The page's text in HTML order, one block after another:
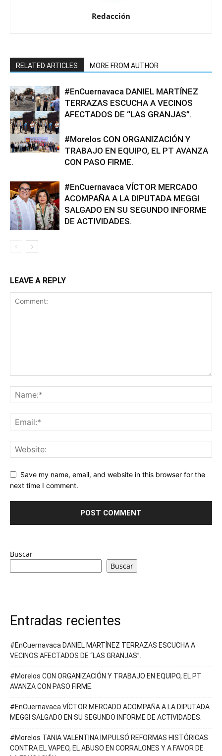
Redacción
RELATED ARTICLES MORE FROM AUTHOR
#EnCuernavaca DANIEL MARTÍNEZ
TERRAZAS ESCUCHA A VECINOS
AFECTADOS DE “LAS GRANJAS”.
#Morelos CON ORGANIZACIÓN Y
TRABAJO EN EQUIPO, EL PT AVANZA
CON PASO FIRME.
#EnCuernavaca VÍCTOR MERCADO
ACOMPAÑA A LA DIPUTADA MEGGI
SALGADO EN SU SEGUNDO INFORME
DE ACTIVIDADES.
LEAVE A REPLY
Save my name, email, and website in this browser for the
next time I comment.
Buscar
Buscar
Entradas recientes
#EnCuernavaca DANIEL MARTÍNEZ TERRAZAS ESCUCHA A
VECINOS AFECTADOS DE “LAS GRANJAS”.
#Morelos CON ORGANIZACIÓN Y TRABAJO EN EQUIPO, EL PT
AVANZA CON PASO FIRME.
#EnCuernavaca VÍCTOR MERCADO ACOMPAÑA A LA DIPUTADA
MEGGI SALGADO EN SU SEGUNDO INFORME DE ACTIVIDADES.
#Morelos TANIA VALENTINA IMPULSÓ REFORMAS HISTÓRICAS
CONTRA EL VAPEO, EL ABUSO EN CORRALONES Y A FAVOR DE